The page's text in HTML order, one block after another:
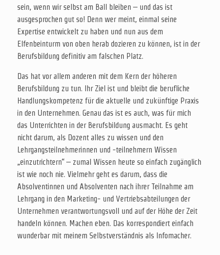
sein, wenn wir selbst am Ball bleiben – und das ist
ausgesprochen gut so! Denn wer meint, einmal seine
Expertise entwickelt zu haben und nun aus dem
Elfenbeinturm von oben herab dozieren zu können, ist in der
Berufsbildung definitiv am falschen Platz.
Das hat vor allem anderen mit dem Kern der höheren
Berufsbildung zu tun. Ihr Ziel ist und bleibt die berufliche
Handlungskompetenz für die aktuelle und zukünftige Praxis
in den Unternehmen. Genau das ist es auch, was für mich
das Unterrichten in der Berufsbildung ausmacht. Es geht
nicht darum, als Dozent alles zu wissen und den
Lehrgangsteilnehmerinnen und -teilnehmern Wissen
„einzutrichtern“ – zumal Wissen heute so einfach zugänglich
ist wie noch nie. Vielmehr geht es darum, dass die
Absolventinnen und Absolventen nach ihrer Teilnahme am
Lehrgang in den Marketing- und Vertriebsabteilungen der
Unternehmen verantwortungsvoll und auf der Höhe der Zeit
handeln können. Machen eben. Das korrespondiert einfach
wunderbar mit meinem Selbstverständnis als Infomacher.